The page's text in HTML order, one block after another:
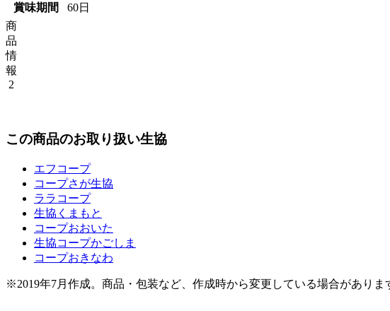
賞味期間
60日
商
品
情
報
2
この商品のお取り扱い生協
エフコープ
コープさが生協
ララコープ
生協くまもと
コープおおいた
生協コープかごしま
コープおきなわ
※2019年7月作成。商品・包装など、作成時から変更している場合がありま